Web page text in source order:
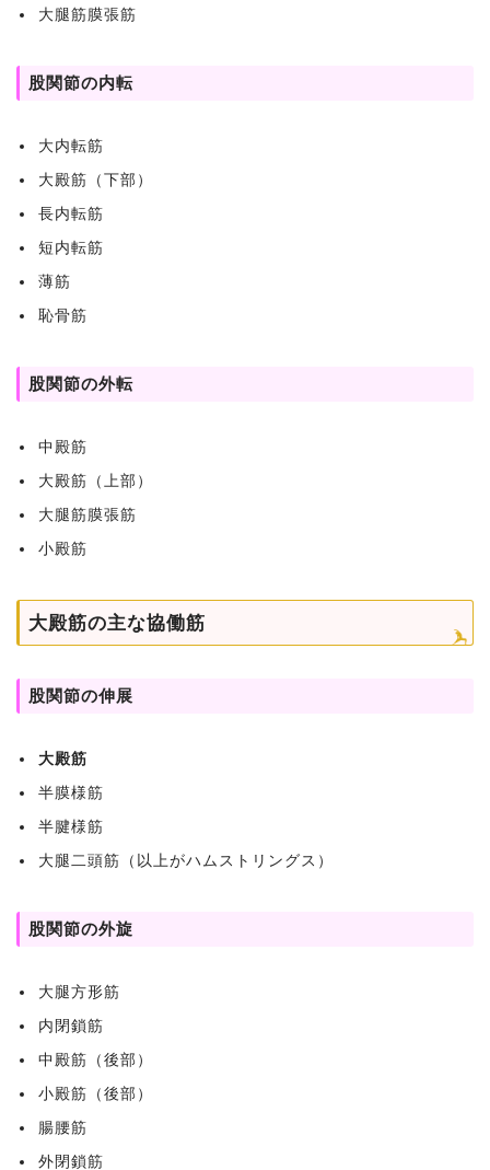
大腿筋膜張筋
股関節の内転
大内転筋
大殿筋（下部）
長内転筋
短内転筋
薄筋
恥骨筋
股関節の外転
中殿筋
大殿筋（上部）
大腿筋膜張筋
小殿筋
大殿筋の主な協働筋
股関節の伸展
大殿筋
半膜様筋
半腱様筋
大腿二頭筋（以上がハムストリングス）
股関節の外旋
大腿方形筋
内閉鎖筋
中殿筋（後部）
小殿筋（後部）
腸腰筋
外閉鎖筋